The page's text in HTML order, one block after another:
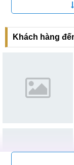
Hệ thống sửa
Tại Hà Nội
CN 1:120
CN 2:398
Khách hàng